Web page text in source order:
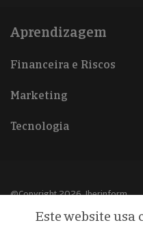
Aprendizagem
Financeira e Riscos
Marketing
Tecnologia
@Copyright 2026, Iberinform
Este website usa